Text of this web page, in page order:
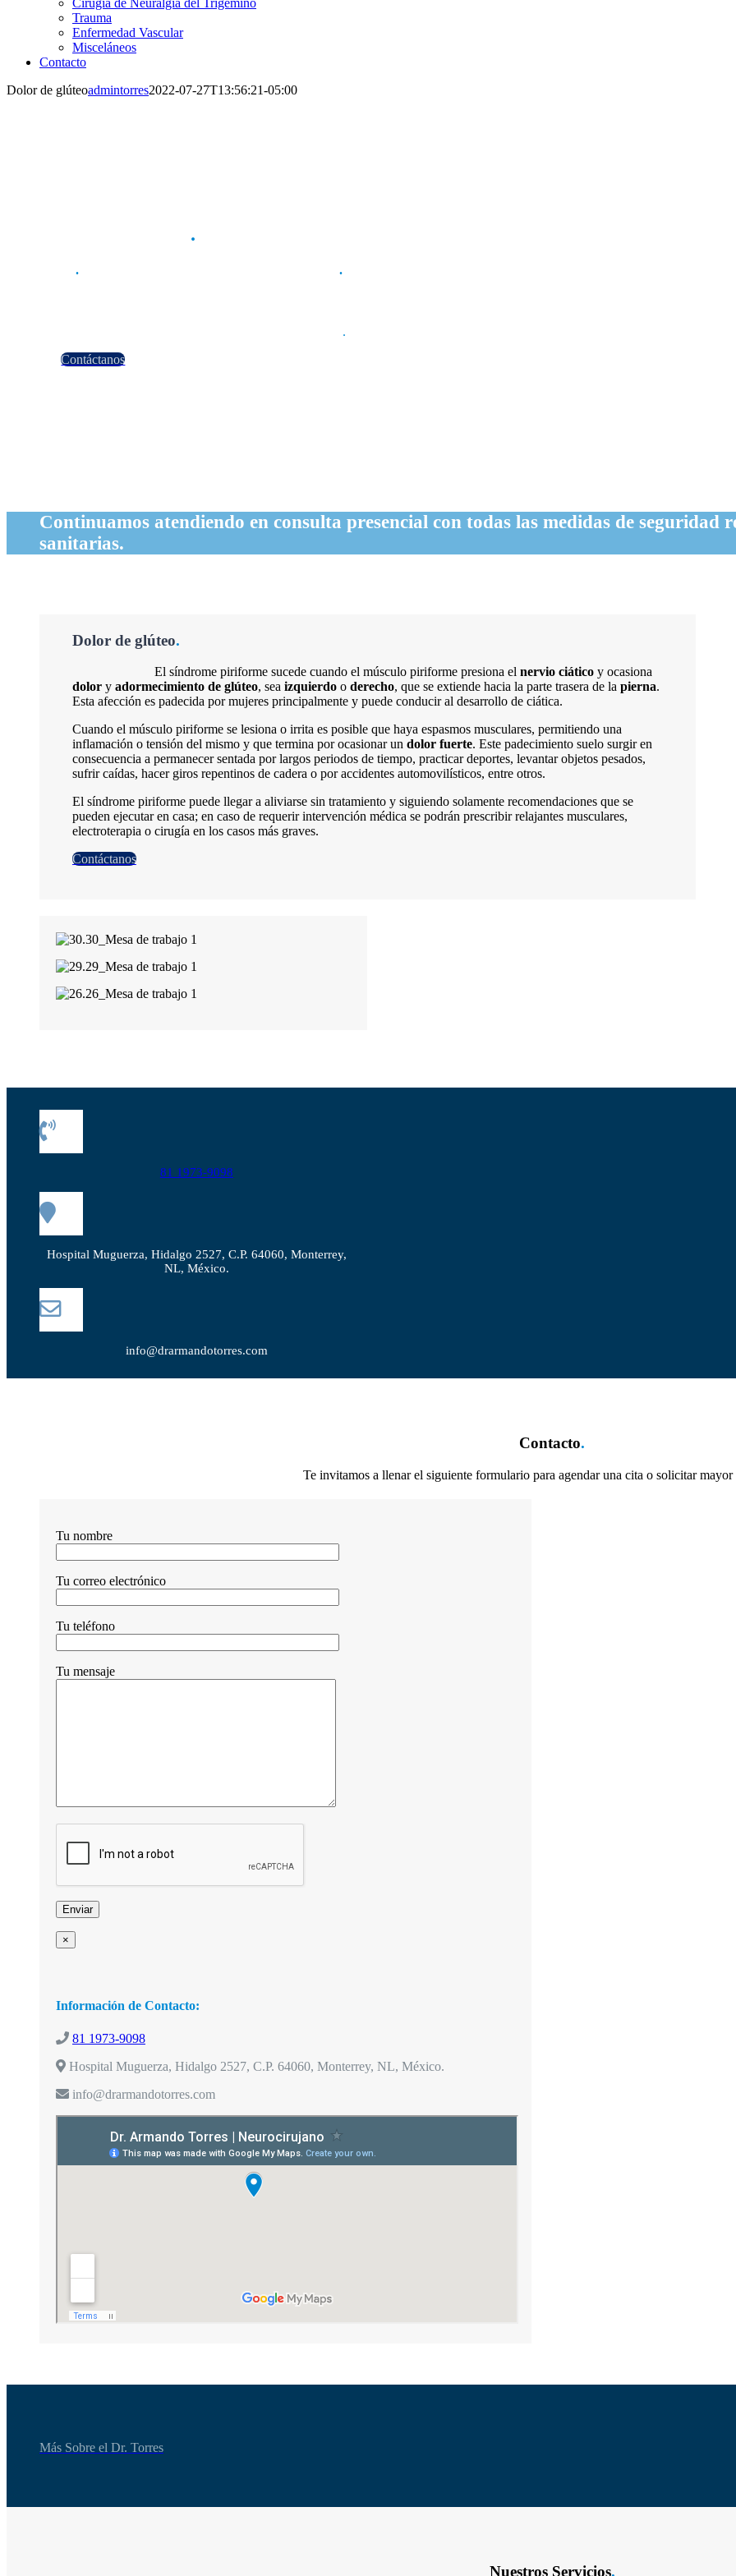
Cirugía de Neuralgia del Trigémino
Trauma
Enfermedad Vascular
Misceláneos
Contacto
Dolor de glúteoadmintorres2022-07-27T13:56:21-05:00
.
Dr. Armando Torres | Neurocirujano Especialista.
.
Contáctanos
Continuamos atendiendo en consulta presencial con todas las medidas de seguridad
sanitarias.
Dolor de glúteo.
El síndrome piriforme sucede cuando el músculo piriforme presiona el nervio ciáticoy ocasiona
dolor y adormecimiento de glúteo, sea izquierdoo derecho, que se extiende hacia la parte trasera de la pierna.
Esta afección es padecida por mujeres principalmente y puede conducir al desarrollo de ciática.
Cuando el músculo piriforme se lesiona o irrita es posible que haya espasmos musculares, permitiendo una
inflamación o tensión del mismo y que termina por ocasionar un dolor fuerte. Este padecimiento suelo surgir en
consecuencia a permanecer sentada por largos periodos de tiempo, practicar deportes, levantar objetos pesados,
sufrir caídas, hacer giros repentinos de cadera o por accidentes automovilísticos, entre otros.
El síndrome piriforme puede llegar a aliviarse sin tratamiento y siguiendo solamente recomendaciones que se
pueden ejecutar en casa; en caso de requerir intervención médica se podrán prescribir relajantes musculares,
electroterapia o cirugía en los casos más graves.
Contáctanos
81 1973-9098
Hospital Muguerza, Hidalgo 2527, C.P. 64060, Monterrey,
NL, México.
info@drarmandotorres.com
Contacto.
Te invitamos a llenar el siguiente formulario para agendar una cita o solicitar
Tu nombre
Tu correo electrónico
Tu teléfono
Tu mensaje
×
Información de Contacto:
81 1973-9098
Hospital Muguerza, Hidalgo 2527, C.P. 64060, Monterrey, NL, México.
info@drarmandotorres.com
Más Sobre el Dr. Torres
Nuestros Servicios.